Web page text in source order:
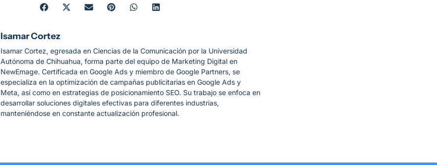
Isamar Cortez
Isamar Cortez, egresada en Ciencias de la Comunicación por la Universidad
Autónoma de Chihuahua, forma parte del equipo de Marketing Digital en
NewEmage. Certificada en Google Ads y miembro de Google Partners, se
especializa en la optimización de campañas publicitarias en Google Ads y
Meta, así como en estrategias de posicionamiento SEO. Su trabajo se enfoca en
desarrollar soluciones digitales efectivas para diferentes industrias,
manteniéndose en constante actualización profesional.